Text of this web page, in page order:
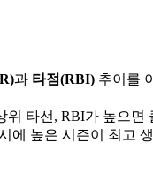
과 타점(RBI) 추이를
위 타선, RBI가 높으면
에 높은 시즌이 최고